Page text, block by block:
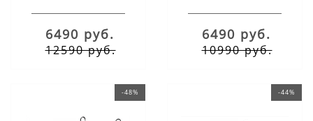
6490 руб.
12590 руб.
6490 руб.
10990 руб.
-48% -44%